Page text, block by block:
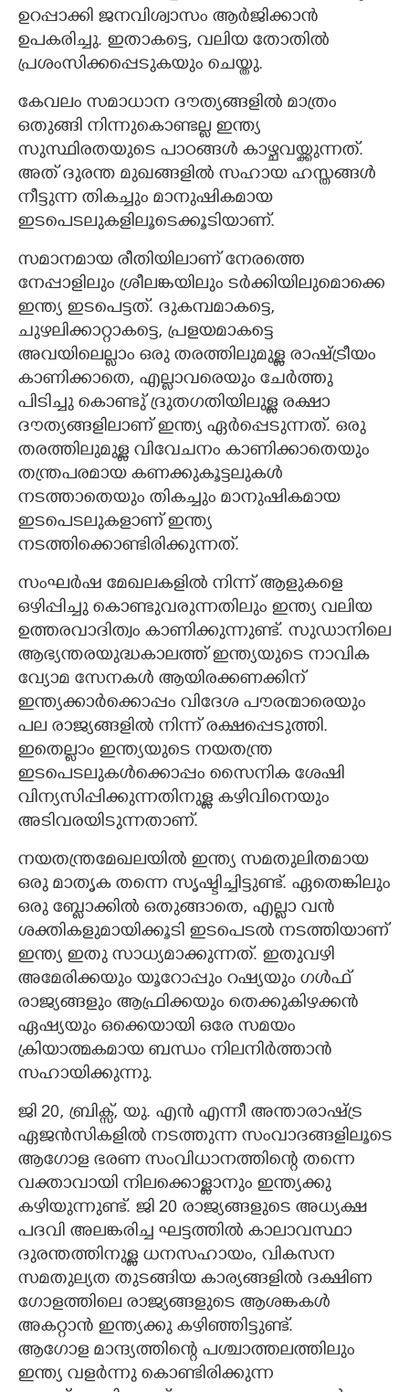
ഉറപ്പാക്കി ജനവിശ്വാസം ആർജിക്കാൻ
ഉപകരിച്ചു. ഇതാകട്ടെ, വലിയ തോതിൽ
പ്രശംസിക്കപ്പെടുകയും ചെയ്തു.
കേവലം സമാധാന ദൗത്യങ്ങളിൽ മാത്രം
ഒതുങ്ങി നിന്നുകൊണ്ടല്ല ഇന്ത്യ
സുസ്ഥിരതയുടെ പാഠങ്ങൾ കാഴ്ചവയ്ക്കുന്നത്.
അത് ദുരന്ത മുഖങ്ങളിൽ സഹായ ഹസ്തങ്ങൾ
നീട്ടുന്ന തികച്ചും മാനുഷികമായ
ഇടപെടലുകളിലൂടെക്കൂടിയാണ്.
സമാനമായ രീതിയിലാണ് നേരത്തെ
നേപ്പാളിലും ശ്രീലങ്കയിലും ടർക്കിയിലുമൊക്കെ
ഇന്ത്യ ഇടപെട്ടത്. ദുകമ്പമാകട്ടെ,
ചുഴലിക്കാറ്റാകട്ടെ, പ്രളയമാകട്ടെ
അവയിലെല്ലാം ഒരു തരത്തിലുമുള്ള രാഷ്ട്രീയം
കാണിക്കാതെ, എല്ലാവരെയും ചേർത്തു
പിടിച്ചു കൊണ്ടു് ദ്രുതഗതിയിലുള്ള രക്ഷാ
ദൗത്യങ്ങളിലാണ് ഇന്ത്യ ഏർപ്പെടുന്നത്. ഒരു
തരത്തിലുമുള്ള വിവേചനം കാണിക്കാതെയും
തന്ത്രപരമായ കണക്കുകൂട്ടലുകൾ
നടത്താതെയും തികച്ചും മാനുഷികമായ
ഇടപെടലുകളാണ് ഇന്ത്യ
നടത്തിക്കൊണ്ടിരിക്കുന്നത്.
സംഘർഷ മേഖലകളിൽ നിന്ന് ആളുകളെ
ഒഴിപ്പിച്ചു കൊണ്ടുവരുന്നതിലും ഇന്ത്യ വലിയ
ഉത്തരവാദിത്വം കാണിക്കുന്നുണ്ട്. സുഡാനിലെ
ആഭ്യന്തരയുദ്ധകാലത്ത് ഇന്ത്യയുടെ നാവിക
വ്യോമ സേനകൾ ആയിരക്കണക്കിന്
ഇന്ത്യക്കാർക്കൊപ്പം വിദേശ പൗരന്മാരെയും
പല രാജ്യങ്ങളിൽ നിന്ന് രക്ഷപ്പെടുത്തി.
ഇതെല്ലാം ഇന്ത്യയുടെ നയതന്ത്ര
ഇടപെടലുകൾക്കൊപ്പം സൈനിക ശേഷി
വിന്യസിപ്പിക്കുന്നതിനുള്ള കഴിവിനെയും
അടിവരയിടുന്നതാണ്.
നയതന്ത്രമേഖലയിൽ ഇന്ത്യ സമതുലിതമായ
ഒരു മാതൃക തന്നെ സൃഷ്ടിച്ചിട്ടുണ്ട്. ഏതെങ്കിലും
ഒരു ബ്ലോക്കിൽ ഒതുങ്ങാതെ, എല്ലാ വൻ
ശക്തികളുമായിക്കൂടി ഇടപെടൽ നടത്തിയാണ്
ഇന്ത്യ ഇതു സാധ്യമാക്കുന്നത്. ഇതുവഴി
അമേരിക്കയും യൂറോപ്പും റഷ്യയും ഗൾഫ്
രാജ്യങ്ങളും ആഫ്രിക്കയും തെക്കുകിഴക്കൻ
ഏഷ്യയും ഒക്കെയായി ഒരേ സമയം
ക്രിയാത്മകമായ ബന്ധം നിലനിർത്താൻ
സഹായിക്കുന്നു.
ജി 20, ബ്രിക്സ്, യു. എൻ എന്നീ അന്താരാഷ്ട്ര
ഏജൻസികളിൽ നടത്തുന്ന സംവാദങ്ങളിലൂടെ
ആഗോള ഭരണ സംവിധാനത്തിന്റെ തന്നെ
വക്താവായി നിലക്കൊള്ളാനും ഇന്ത്യക്കു
കഴിയുന്നുണ്ട്. ജി 20 രാജ്യങ്ങളുടെ അധ്യക്ഷ
പദവി അലങ്കരിച്ച ഘട്ടത്തിൽ കാലാവസ്ഥാ
ദുരന്തത്തിനുള്ള ധനസഹായം, വികസന
സമതുല്യത തുടങ്ങിയ കാര്യങ്ങളിൽ ദക്ഷിണ
ഗോളത്തിലെ രാജ്യങ്ങളുടെ ആശങ്കകൾ
അകറ്റാൻ ഇന്ത്യക്കു കഴിഞ്ഞിട്ടുണ്ട്.
ആഗോള മാന്ദ്യത്തിന്റെ പശ്ചാത്തലത്തിലും
ഇന്ത്യ വളർന്നു കൊണ്ടിരിക്കുന്ന